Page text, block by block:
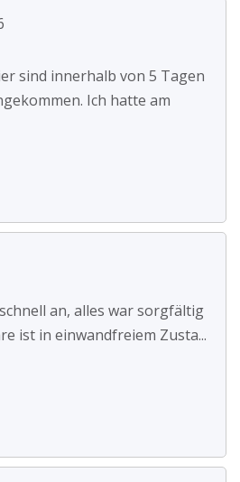
sind innerhalb von 5 Tagen
Ich hatte am
an, alles war sorgfältig
ist in einwandfreiem Zusta...